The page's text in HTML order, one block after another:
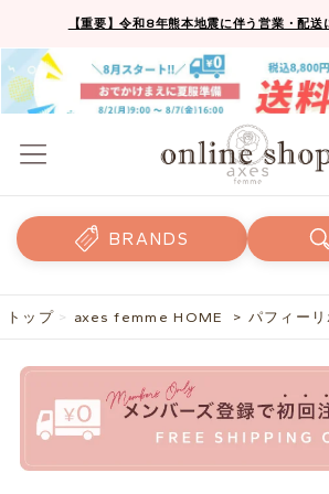
【重要】令和8年熊本地震に伴う営業・配送
BRANDS
トップ > axes femme HOME > パフィーリ